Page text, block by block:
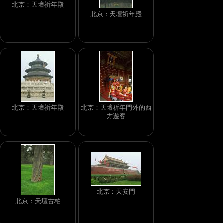
北京：天壇祈年殿
北京：天壇祈年殿
北京：天壇祈年殿
北京：天壇祈年門外的西
方遊客
北京：天壇古柏
北京：天安門